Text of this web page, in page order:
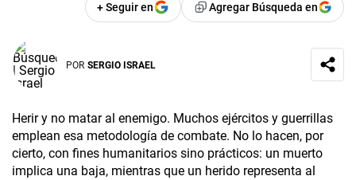
+ Seguir en Agregar Búsqueda en
POR SERGIO ISRAEL
Herir y no matar al enemigo. Muchos ejércitos y guerrillas
emplean esa metodología de combate. No lo hacen, por
cierto, con fines humanitarios sino prácticos: un muerto
implica una baja, mientras que un herido representa al